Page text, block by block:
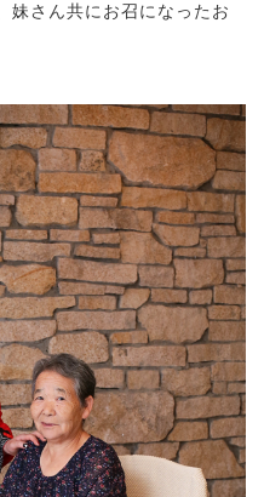
妹さん共にお召になったお